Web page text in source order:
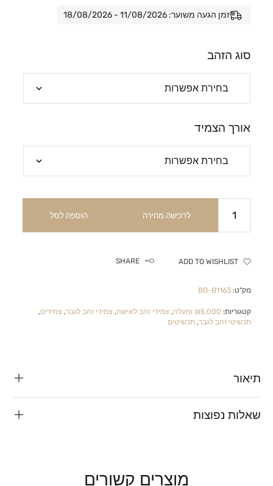
זמן הגעה משוער: 11/08/2026 - 18/08/2026
סוג הזהב
אורך הצמיד
לרכישה מהירה הוספה לסל
ADD TO WISHLIST
SHARE
מק"ט:BD-B1163
קטגוריות: ₪5,000 ומעלה , צמידי זהב לאישה, צמידי זהב לגבר, צמידים,
תכשיטי זהב לגבר,תכשיטים
תיאור
שאלות נפוצות
מוצרים קשורים